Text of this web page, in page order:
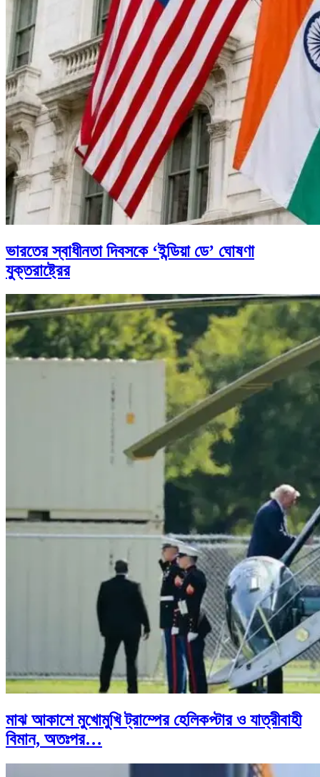
ভারতের স্বাধীনতা দিবসকে ‘ইন্ডিয়া ডে’ ঘোষণা
যুক্তরাষ্ট্রের
মাঝ আকাশে মুখোমুখি ট্রাম্পের হেলিকপ্টার ও যাত্রীবাহী
বিমান, অতঃপর…